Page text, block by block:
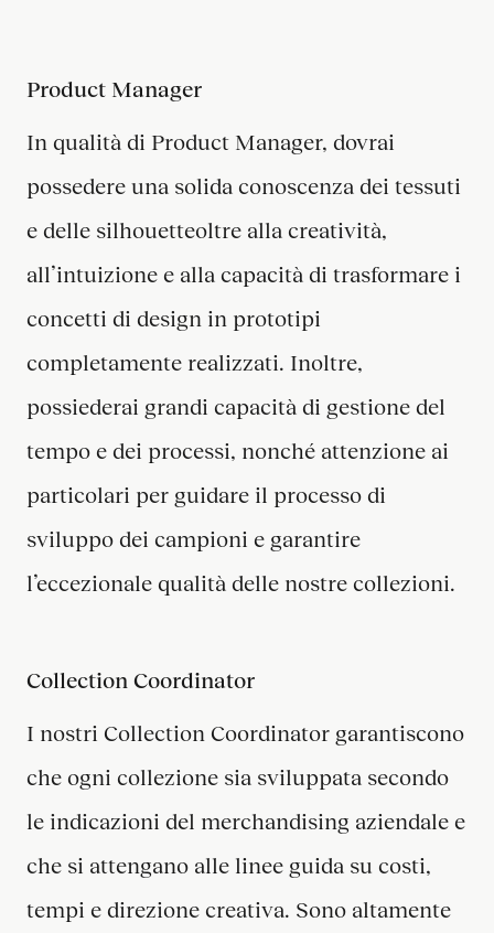
Product Manager
In qualità di Product Manager, dovrai
possedere una solida conoscenza dei tessuti
e delle silhouetteoltre alla creatività,
all’intuizione e alla capacità di trasformare i
concetti di design in prototipi
completamente realizzati. Inoltre,
possiederai grandi capacità di gestione del
tempo e dei processi, nonché attenzione ai
particolari per guidare il processo di
sviluppo dei campioni e garantire
l’eccezionale qualità delle nostre collezioni.
Collection Coordinator
I nostri Collection Coordinator garantiscono
che ogni collezione sia sviluppata secondo
le indicazioni del merchandising aziendale e
che si attengano alle linee guida su costi,
tempi e direzione creativa. Sono altamente